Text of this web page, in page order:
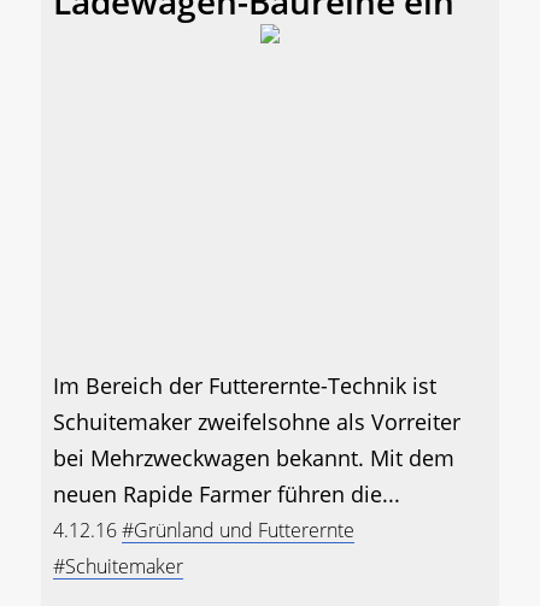
Im Bereich der Futterernte-Technik ist
Schuitemaker zweifelsohne als Vorreiter
bei Mehrzweckwagen bekannt. Mit dem
neuen Rapide Farmer führen die...
4.12.16#Grünland und Futterernte
#Schuitemaker